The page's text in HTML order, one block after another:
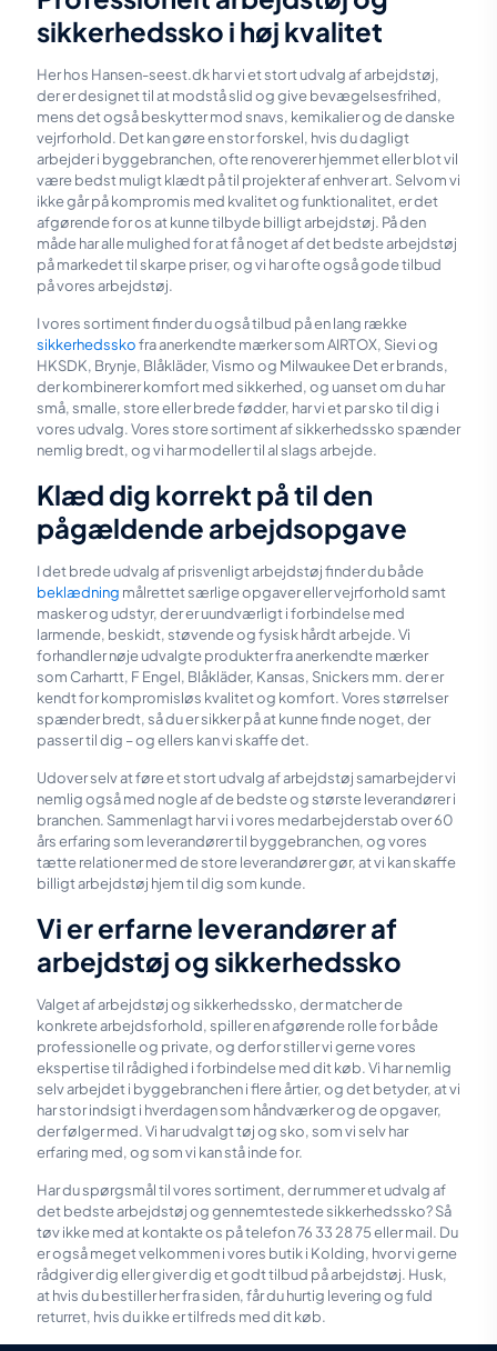
sikkerhedssko i høj kvalitet
Her hos Hansen-seest.dk har vi et stort udvalg af arbejdstøj,
der er designet til at modstå slid og give bevægelsesfrihed,
mens det også beskytter mod snavs, kemikalier og de danske
vejrforhold. Det kan gøre en stor forskel, hvis du dagligt
arbejder i byggebranchen, ofte renoverer hjemmet eller blot vil
være bedst muligt klædt på til projekter af enhver art. Selvom vi
ikke går på kompromis med kvalitet og funktionalitet, er det
afgørende for os at kunne tilbyde billigt arbejdstøj. På den
måde har alle mulighed for at få noget af det bedste arbejdstøj
på markedet til skarpe priser, og vi har ofte også gode tilbud
på vores arbejdstøj.
I vores sortiment finder du også tilbud på en lang række
sikkerhedsskofra anerkendte mærker som AIRTOX, Sievi og
HKSDK, Brynje, Blåkläder, Vismo og Milwaukee Det er brands,
der kombinerer komfort med sikkerhed, og uanset om du har
små, smalle, store eller brede fødder, har vi et par sko til dig i
vores udvalg. Vores store sortiment af sikkerhedssko spænder
nemlig bredt, og vi har modeller til al slags arbejde.
Klæd dig korrekt på til den
pågældende arbejdsopgave
I det brede udvalg af prisvenligt arbejdstøj finder du både
beklædning målrettet særlige opgaver eller vejrforhold samt
masker og udstyr, der er uundværligt i forbindelse med
larmende, beskidt, støvende og fysisk hårdt arbejde. Vi
forhandler nøje udvalgte produkter fra anerkendte mærker
som Carhartt, F Engel, Blåkläder, Kansas, Snickers mm. der er
kendt for kompromisløs kvalitet og komfort. Vores størrelser
spænder bredt, så du er sikker på at kunne finde noget, der
passer til dig – og ellers kan vi skaffe det.
Udover selv at føre et stort udvalg af arbejdstøj samarbejder vi
nemlig også med nogle af de bedste og største leverandører i
branchen. Sammenlagt har vi i vores medarbejderstab over 60
års erfaring som leverandører til byggebranchen, og vores
tætte relationer med de store leverandører gør, at vi kan skaffe
billigt arbejdstøj hjem til dig som kunde.
Vi er erfarne leverandører af
arbejdstøj og sikkerhedssko
Valget af arbejdstøj og sikkerhedssko, der matcher de
konkrete arbejdsforhold, spiller en afgørende rolle for både
professionelle og private, og derfor stiller vi gerne vores
ekspertise til rådighed i forbindelse med dit køb. Vi har nemlig
selv arbejdet i byggebranchen i flere årtier, og det betyder, at vi
har stor indsigt i hverdagen som håndværker og de opgaver,
der følger med. Vi har udvalgt tøj og sko, som vi selv har
erfaring med, og som vi kan stå inde for.
Har du spørgsmål til vores sortiment, der rummer et udvalg af
det bedste arbejdstøj og gennemtestede sikkerhedssko? Så
tøv ikke med at kontakte os på telefon 76 33 28 75 eller mail. Du
er også meget velkommen i vores butik i Kolding, hvor vi gerne
rådgiver dig eller giver dig et godt tilbud på arbejdstøj. Husk,
at hvis du bestiller her fra siden, får du hurtig levering og fuld
returret, hvis du ikke er tilfreds med dit køb.